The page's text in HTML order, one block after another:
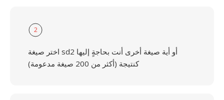
2
اختر صيغة sd2 أو أية صيغة أخرى أنت بحاجةٍ إليها
كنتيجة (أكثر من 200 صيغة مدعومة)